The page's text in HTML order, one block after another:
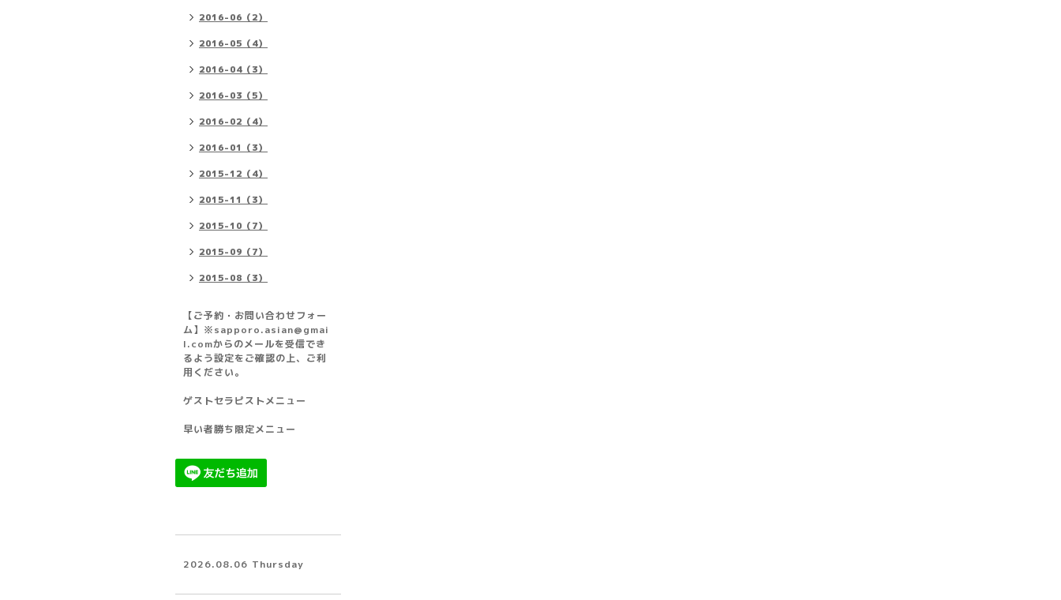
2016-06（2）
2016-05（4）
2016-04（3）
2016-03（5）
2016-02（4）
2016-01（3）
2015-12（4）
2015-11（3）
2015-10（7）
2015-09（7）
2015-08（3）
【ご予約・お問い合わせフォー
ム】※sapporo.asian@gmai
l.comからのメールを受信でき
るよう設定をご確認の上、ご利
用ください。
ゲストセラピストメニュー
早い者勝ち限定メニュー
2026.08.06 Thursday